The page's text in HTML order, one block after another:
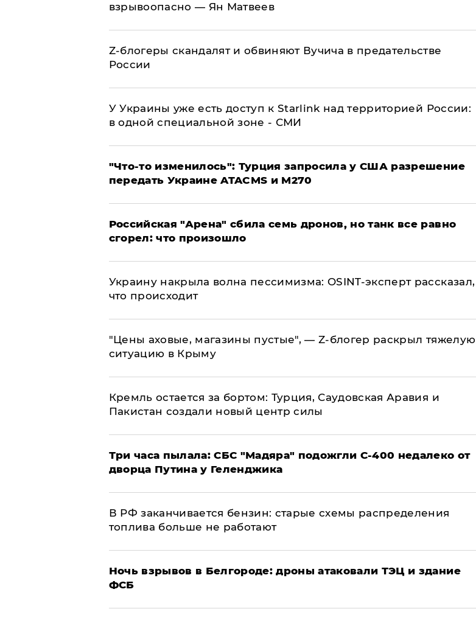
взрывоопасно — Ян Матвеев
Z-блогеры скандалят и обвиняют Вучича в предательстве
России
У Украины уже есть доступ к Starlink над территорией России:
в одной специальной зоне - СМИ
​"Что-то изменилось": Турция запросила у США разрешение
передать Украине ATACMS и M270
​Российская "Арена" сбила семь дронов, но танк все равно
сгорел: что произошло
​Украину накрыла волна пессимизма: OSINT-эксперт рассказал,
что происходит
​"Цены аховые, магазины пустые", — Z-блогер раскрыл тяжелую
ситуацию в Крыму
​Кремль остается за бортом: Турция, Саудовская Аравия и
Пакистан создали новый центр силы
Три часа пылала: СБС "Мадяра" подожгли С-400 недалеко от
дворца Путина у Геленджика
​В РФ заканчивается бензин: старые схемы распределения
топлива больше не работают
​Ночь взрывов в Белгороде: дроны атаковали ТЭЦ и здание
ФСБ